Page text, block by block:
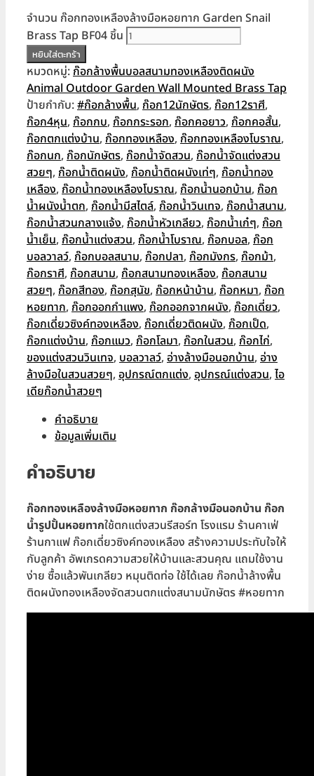
จำนวน ก๊อกทองเหลืองล้างมือหอยทาก Garden Snail
Brass Tap BF04 ชิ้น
หยิบใส่ตะกร้า
หมวดหมู่:ก๊อกล้างพื้นบอลสนามทองเหลืองติดผนัง
Animal Outdoor Garden Wall Mounted Brass Tap
ป้ายกำกับ:#ก๊อกล้างพื้น, ก๊อก12นักษัตร, ก๊อก12ราศี,
ก๊อก4หุน, ก๊อกกบ, ก๊อกกระรอก, ก๊อกคอยาว, ก๊อกคอสั้น,
ก๊อกตกแต่งบ้าน, ก๊อกทองเหลือง, ก๊อกทองเหลืองโบราณ,
ก๊อกนก, ก๊อกนักษัตร, ก๊อกน้ำจัดสวน, ก๊อกน้ำจัดแต่งสวน
สวยๆ, ก๊อกน้ำติดผนัง, ก๊อกน้ำติดผนังเท่ๆ, ก๊อกน้ำทอง
เหลือง, ก๊อกน้ำทองเหลืองโบราณ, ก๊อกน้ำนอกบ้าน, ก๊อก
น้ำผนังน้ำตก, ก๊อกน้ำมีสไตล์, ก๊อกน้ำวินเทจ, ก๊อกน้ำสนาม,
ก๊อกน้ำสวนกลางแจ้ง, ก๊อกน้ำหัวเกลียว, ก๊อกน้ำเก๋ๆ, ก๊อก
น้ำเย็น, ก๊อกน้ำแต่งสวน, ก๊อกน้ำโบราณ, ก๊อกบอล, ก๊อก
บอลวาลว์, ก๊อกบอลสนาม, ก๊อกปลา, ก๊อกมังกร, ก๊อกม้า,
ก๊อกราศี, ก๊อกสนาม, ก๊อกสนามทองเหลือง, ก๊อกสนาม
สวยๆ, ก๊อกสีทอง, ก๊อกสุนัข, ก๊อกหน้าบ้าน, ก๊อกหมา, ก๊อก
หอยทาก, ก๊อกออกกำแพง, ก๊อกออกจากผนัง, ก๊อกเดี่ยว,
ก๊อกเดี่ยวซิงค์ทองเหลือง, ก๊อกเดี่ยวติดผนัง, ก๊อกเป็ด,
ก๊อกแต่งบ้าน, ก๊อกแมว, ก๊อกโลมา, ก๊อกในสวน, ก๊อกไก่,
ของแต่งสวนวินเทจ, บอลวาลว์, อ่างล้างมือนอกบ้าน, อ่าง
ล้างมือในสวนสวยๆ, อุปกรณ์ตกแต่ง, อุปกรณ์แต่งสวน, ไอ
เดียก๊อกน้ำสวยๆ
คำอธิบาย
ข้อมูลเพิ่มเติม
คำอธิบาย
ก๊อกทองเหลืองล้างมือหอยทาก ก๊อกล้างมือนอกบ้าน ก๊อก
น้ำรูปปั้นหอยทากใช้ตกแต่งสวนรีสอร์ท โรงแรม ร้านคาเฟ่
ร้านกาแฟ ก๊อกเดี่ยวซิงค์ทองเหลือง สร้างความประทับใจให้
กับลูกค้า อัพเกรดความสวยให้บ้านและสวนคุณ แถมใช้งาน
ง่าย ซื้อแล้วพันเกลียว หมุนติดท่อ ใช้ได้เลย ก๊อกน้ำล้างพื้น
ติดผนังทองเหลืองจัดสวนตกแต่งสนามนักษัตร #หอยทาก